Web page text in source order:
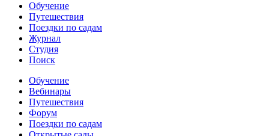
Обучение
Путешествия
Поездки по садам
Журнал
Студия
Поиск
Обучение
Вебинары
Путешествия
Форум
Поездки по садам